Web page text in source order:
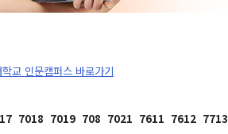
학교 인문캠퍼스 바로가기
7018 7019 708 7021 7611 7612 7713